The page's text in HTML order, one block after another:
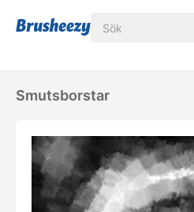
Smutsborstar